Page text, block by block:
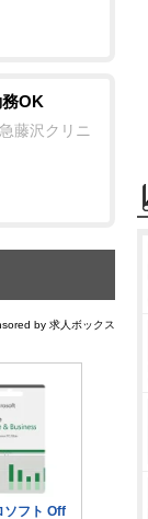
OK
藤沢クリニ
by 求人ボックス